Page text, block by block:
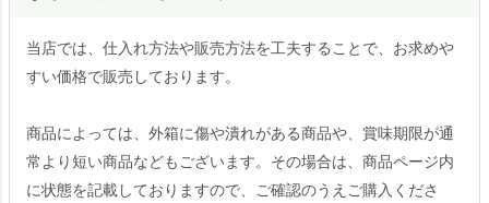
当店では、仕入れ方法や販売方法を工夫することで、お求めや
すい価格で販売しております。
商品によっては、外箱に傷や潰れがある商品や、賞味期限が通
常より短い商品などもございます。その場合は、商品ページ内
に状態を記載しておりますので、ご確認のうえご購入くださ